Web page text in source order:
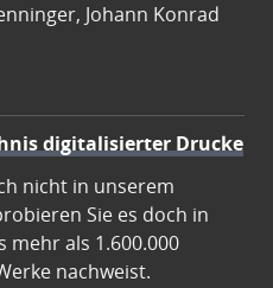
Johann Konrad
digitalisierter Drucke
nicht in unserem
Sie es doch in
mehr als 1.600.000
nachweist.